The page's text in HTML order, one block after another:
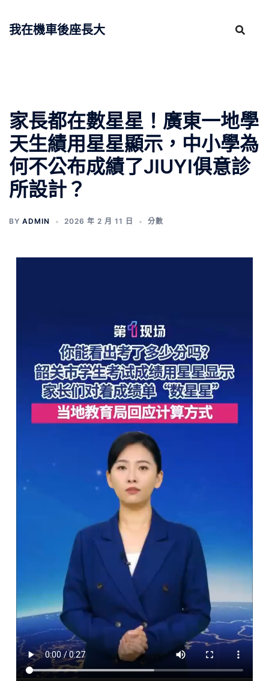
我在機車後座長大
家長都在數星星！廣東一地學
天生績用星星顯示，中小學為
何不公布成績了JIUYI俱意診
所設計？
BY ADMIN 2026 年 2 月 11 日 分數